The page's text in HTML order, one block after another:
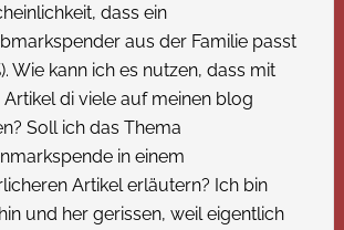
dass ein
aus der Familie passt
Wie kann ich es nutzen, dass mit
di viele auf meinen blog
Soll ich das Thema
in einem
Artikel erläutern? Ich bin
und her gerissen, weil eigentlich